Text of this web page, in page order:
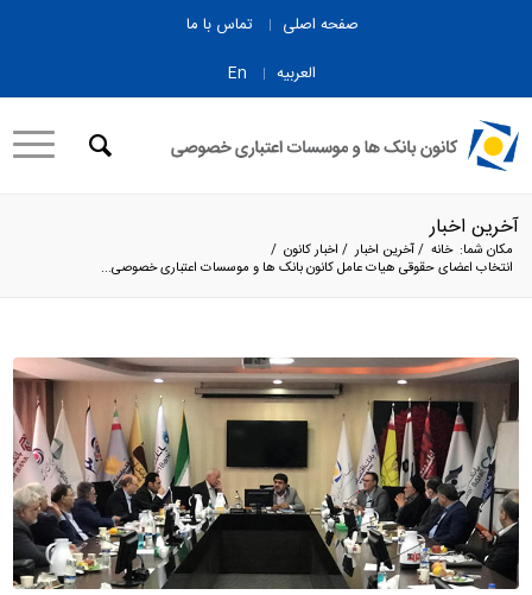
صفحه اصلی
تماس با ما
العربیه
En
آخرین اخبار
مکان شما: خانه /آخرین اخبار / اخبار کانون /
انتخاب اعضای حقوقی هیات عامل کانون بانک ها و موسسات اعتباری خصوصی...